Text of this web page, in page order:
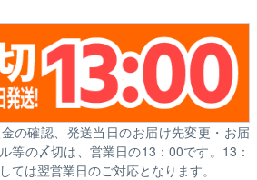
の確認、発送当日のお届け先変更・お届
等の〆切は、営業日の13：00です。13：
ては翌営業日のご対応となります。